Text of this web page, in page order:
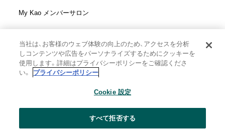
My Kao メンバーサロン
花王株式会社
ウェブサイト利用規定
当社は、お客様のウェブ体験の向上のため、アクセスを分析
しコンテンツや広告をパーソナライズするためにクッキーを
使用します。詳細はプライバシーポリシーをご確認くださ
い。
プライバシーポリシー
Cookie 設定
すべて拒否する